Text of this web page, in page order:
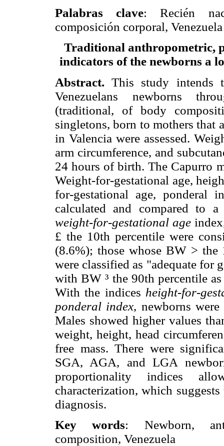
Palabras clave: Recién
composición corporal,
Traditional anthropometric,
indicators of the newborns a
Abstract.This study intends
Venezuelans newborns
(traditional, of body
singletons, born to mothers that
in Valencia were assessed.
arm circumference, and
24 hours of birth. The Capurro
Weight-for-gestational age,
for-gestational age, ponderal
calculated and compared to
weight-for-gestational age
£ the 10th percentile were
(8.6%); those whose BW > the
were classified as "adequate for
with BW ³ the 90th percentile
With the indices height-for-
ponderal index, newborns were
Males showed higher values
weight, height, head
free mass. There were
SGA, AGA, and LGA
proportionality indices
characterization, which
diagnosis.
Key words: Newborn,
composition, Venezuela